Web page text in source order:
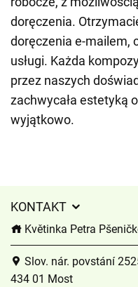
doręczenia.
doręczenia e-mailem,
usługi. Każda
przez naszych
zachwycała estetyką
wyjątkowo.
KONTAKT
Květinka Petra
Slov. nár. povstání
434 01 Most